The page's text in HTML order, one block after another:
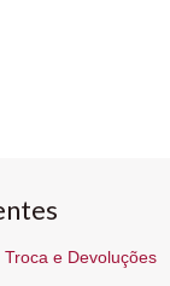
Troca e Devoluções